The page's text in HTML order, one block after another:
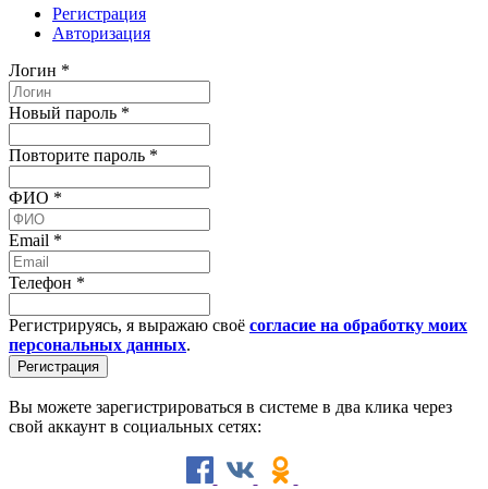
Регистрация
Авторизация
Логин *
Новый пароль *
Повторите пароль *
ФИО *
Email *
Телефон *
Регистрируясь, я выражаю своё согласие на обработку моих
персональных данных.
Вы можете зарегистрироваться в системе в два клика через
свой аккаунт в социальных сетях: